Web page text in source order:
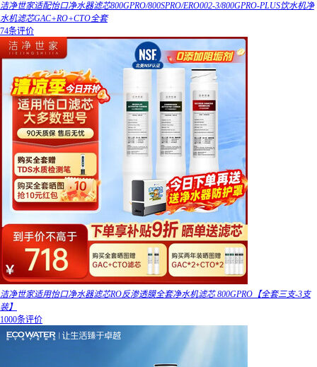
洁净世家适配怡口净水器滤芯800GPRO/800SPRO/ERO002-3/800GPRO-PLUS饮水机净
水机滤芯GAC+RO+CTO全套
74条评价
洁净世家适用怡口净水器滤芯RO反渗透膜全套净水机滤芯 800GPRO【全套三支-3支
装】
1000条评价